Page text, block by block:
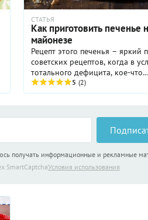
СТАТЬЯ
Как приготовить печенье
майонезе
Рецепт этого печенья – яркий
советских рецептов, когда в
тотального дефицита, кое-что
смешивалось с кое-чем и
нечто!
5 (2)
получать информационные и рекламные
SmartCaptchaУсловия использования